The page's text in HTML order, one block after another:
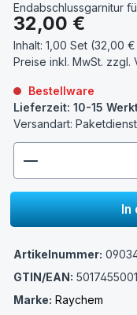
Endabschlussgarnitur
Regulärer Preis:
32,00 €
Inhalt: 1,00 Set (32,00
Preise inkl. MwSt. zzgl.
Bestellware
Lieferzeit: 10-15
Versandart: Paketdienst
In
Artikelnummer:
GTIN/EAN:
Marke: Raychem